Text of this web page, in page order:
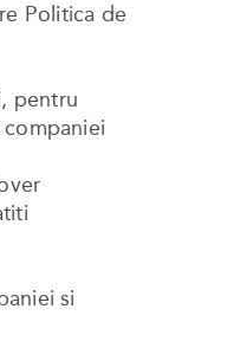
Politica de
pentru
si